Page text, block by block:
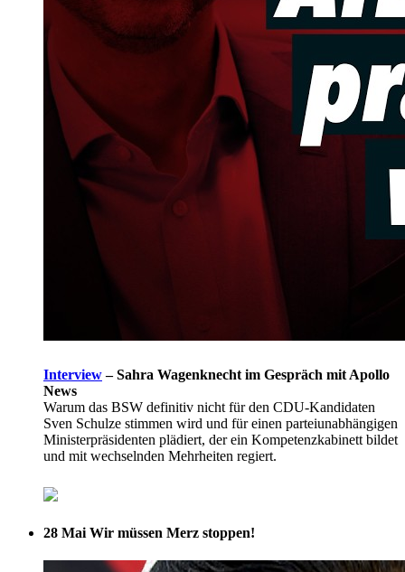
Interview– Sahra Wagenknecht im Gespräch mit Apollo
News
Warum das BSW definitiv nicht für den CDU-Kandidaten
Sven Schulze stimmen wird und für einen parteiunabhängigen
Ministerpräsidenten plädiert, der ein Kompetenzkabinett bildet
und mit wechselnden Mehrheiten regiert.
28 Mai Wir müssen Merz stoppen!